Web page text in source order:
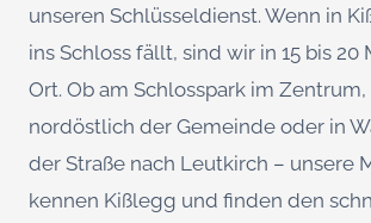
unseren Schlüsseldienst. Wenn in
ins Schloss fällt, sind wir in 15 bis 20
Ort. Ob am Schlosspark im
nordöstlich der Gemeinde oder in
der Straße nach Leutkirch – unsere
kennen Kißlegg und finden den